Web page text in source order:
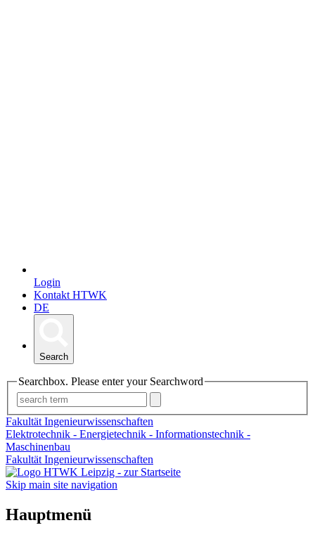
Login
Kontakt HTWK
DE
Search
Searchbox. Please enter your Searchword
Fakultät Ingenieurwissenschaften
Elektrotechnik - Energietechnik - Informationstechnik -
Maschinenbau
Fakultät Ingenieurwissenschaften
Skip main site navigation
Hauptmenü